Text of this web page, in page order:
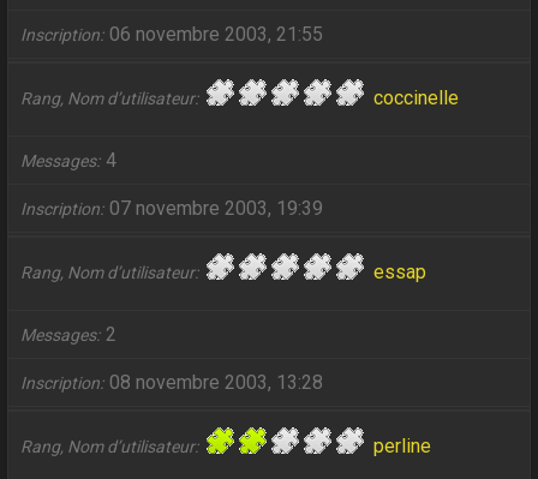
Inscription 06 novembre 2003, 21:55
Rang, Nom d’utilisateur coccinelle
Messages 4
Inscription 07 novembre 2003, 19:39
Rang, Nom d’utilisateur essap
Messages 2
Inscription 08 novembre 2003, 13:28
Rang, Nom d’utilisateur perline